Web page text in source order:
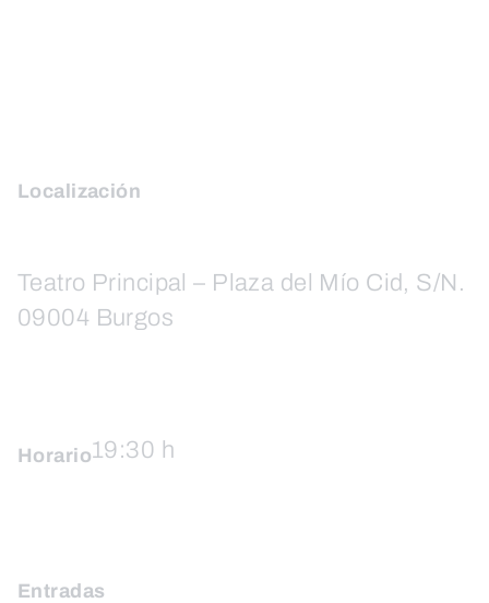
Localización
Teatro Principal – Plaza del Mío Cid, S/N.
09004 Burgos
Horario19:30 h
Entradas